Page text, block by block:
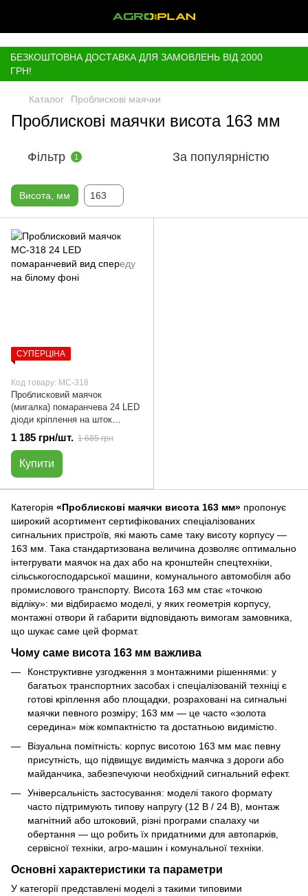
БЕЗКОШТОВНА ДОСТАВКА ДЛЯ ЗАМОВЛЕНЬ ВІД 2000
ГРН!
Каталог Проблискові маячки
Проблискові маячки висота 163 мм
Фільтр 1 За популярністю
Висота, мм 163
СУПЕРЦІНА
Код товару: МС-318
Проблисковий маячок
(мигалка) помаранчева 24 LED
діоди кріплення на шток
бездротового з'єднання |
МС-318
1 185 грн/шт. 1 685 грн
Купити
Категорія «Проблискові маячки висота 163 мм» пропонує
широкий асортимент сертифікованих спеціалізованих
сигнальних пристроїв, які мають саме таку висоту корпусу —
163 мм. Така стандартизована величина дозволяє оптимально
інтегрувати маячок на дах або на кронштейн спецтехніки,
сільськогосподарської машини, комунального автомобіля або
промислового транспорту. Висота 163 мм стає «точкою
відліку»: ми відбираємо моделі, у яких геометрія корпусу,
монтажні отвори й габарити відповідають вимогам замовника,
що шукає саме цей формат.
Чому саме висота 163 мм важлива
Конструктивне узгодження з монтажними рішеннями: у
багатьох транспортних засобах і спеціалізованій техніці є
готові кріплення або площадки, розраховані на сигнальні
маячки певного розміру; 163 мм — це часто «золота
середина» між компактністю та достатньою видимістю.
Візуальна помітність: корпус висотою 163 мм має певну
присутність, що підвищує видимість маячка з дороги або
майданчика, забезпечуючи необхідний сигнальний ефект.
Універсальність застосування: моделі такого формату
часто підтримують типову напругу (12 В / 24 В), монтаж
магнітний або штоковий, різні програми спалаху чи
обертання — що робить їх придатними для автопарків,
сервісної техніки, агро-машин і комунальної техніки.
Основні характеристики та параметри
У категорії представлені моделі з такими типовими